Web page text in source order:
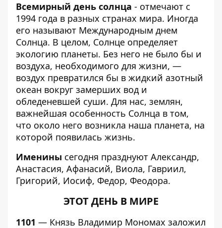
Всемирный день солнца - отмечают с
1994 года в разных странах мира. Иногда
его называют Международным днем ​​
Солнца. В целом, Солнце определяет
экологию планеты. Без него не было бы и
воздуха, необходимого для жизни, —
воздух превратился бы в жидкий азотный
океан вокруг замерших вод и
обледеневшей суши. Для нас, землян,
важнейшая особенность Солнца в том,
что около него возникла наша планета, на
которой появилась жизнь.
Именины сегодня празднуют Александр,
Анастасия, Афанасий, Виола, Гавриил,
Григорий, Иосиф, Федор, Феодора.
ЭТОТ ДЕНЬ В МИРЕ
1101 — Князь Владимир Мономах заложил